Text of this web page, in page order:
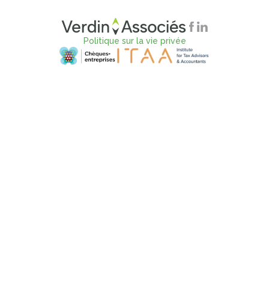
Politique sur la vie privée